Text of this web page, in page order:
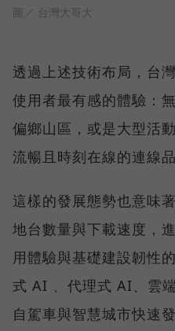
圖／ 台灣大哥大
透過上述技術布局，台
使用者最有感的體驗：
偏鄉山區，或是大型活
流暢且時刻在線的連線品
這樣的發展態勢也意味
地台數量與下載速度，
用體驗與基礎建設韌性
式 AI 、代理式 AI、雲
自駕車與智慧城市快速